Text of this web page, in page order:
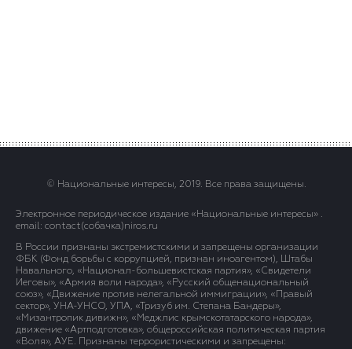
© Национальные интересы, 2019. Все права защищены.
Электронное периодическое издание «Национальные интересы» .
email: contact(сoбaчка)niros.ru
В России признаны экстремистскими и запрещены организации
ФБК (Фонд борьбы с коррупцией, признан иноагентом), Штабы
Навального, «Национал-большевистская партия», «Свидетели
Иеговы», «Армия воли народа», «Русский общенациональный
союз», «Движение против нелегальной иммиграции», «Правый
сектор», УНА-УНСО, УПА, «Тризуб им. Степана Бандеры»,
«Мизантропик дивижн», «Меджлис крымскотатарского народа»,
движение «Артподготовка», общероссийская политическая партия
«Воля», АУЕ. Признаны террористическими и запрещены: